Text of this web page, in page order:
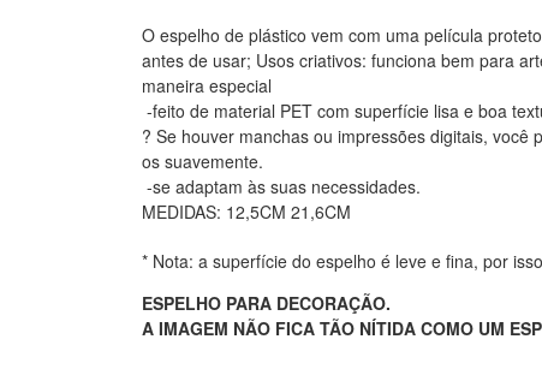
O espelho de plástico vem com uma película
antes de usar; Usos criativos: funciona bem para
maneira especial
-feito de material PET com superfície lisa e boa
? Se houver manchas ou impressões digitais,
os suavemente.
-se adaptam às suas necessidades.
MEDIDAS: 12,5CM 21,6CM
* Nota: a superfície do espelho é leve e fina, por
ESPELHO PARA DECORAÇÃO.
A IMAGEM NÃO FICA TÃO NÍTIDA COMO UM